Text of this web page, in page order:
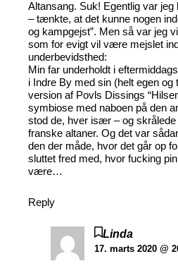
Altansang. Suk! Egentlig var
– tænkte, at det kunne nogen
og kampgejst”. Men så var jeg
som for evigt vil være mejslet
underbevidsthed:
Min far underholdt i
i Indre By med sin (helt egen og
version af Povls Dissings
symbiose med naboen på den
stod de, hver især – og
franske altaner. Og det var
den der måde, hvor det går op
sluttet fred med, hvor fucking
være…
Reply
Linda
17. marts 2020 @